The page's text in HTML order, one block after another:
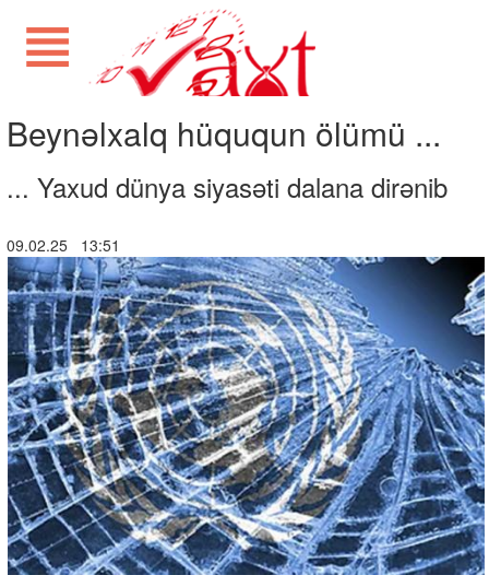
Beynəlxalq hüququn ölümü ...
... Yaxud dünya siyasəti dalana dirənib
09.02.25 13:51